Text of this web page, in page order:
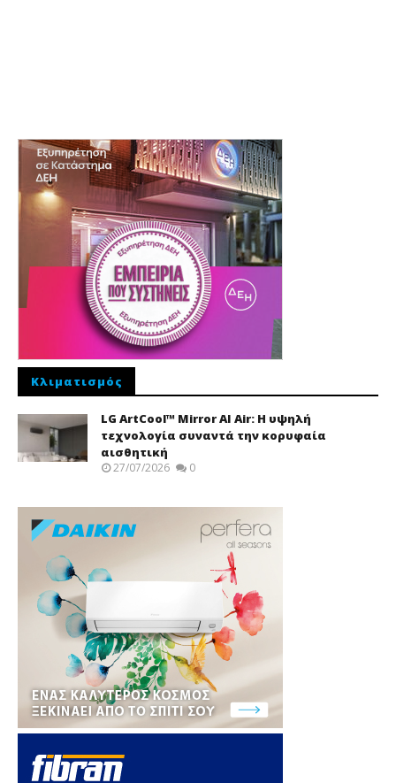
Κλιματισμός
LG ArtCool™ Mirror AI Air: Η υψηλή
τεχνολογία συναντά την κορυφαία
αισθητική
27/07/2026 0